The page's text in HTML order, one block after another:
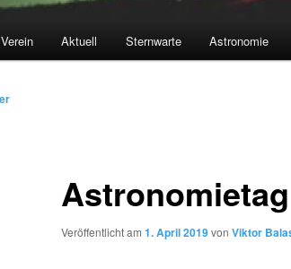
Verein Aktuell Sternwarte Astronomie
Veröffentlicht am 1. April 2019von Viktor